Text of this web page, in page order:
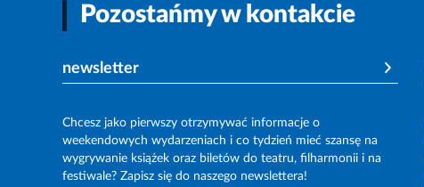
Pozostańmy w kontakcie
newsletter
Chcesz jako pierwszy otrzymywać informacje o
weekendowych wydarzeniach i co tydzień mieć szansę na
wygrywanie książek oraz biletów do teatru, filharmonii i na
festiwale? Zapisz się do naszego newslettera!